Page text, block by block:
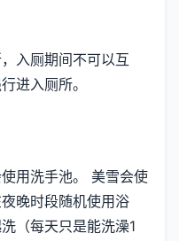
入厕期间不可以互
进入厕所。
用洗手池。
美雪会使
晚时段随机使用浴
（每天只是能洗澡1